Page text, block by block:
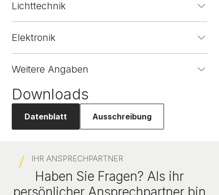
Lichttechnik
Elektronik
Weitere Angaben
Downloads
Datenblatt Ausschreibung
IHR ANSPRECHPARTNER
Haben Sie Fragen? Als ihr
persönlicher Ansprechpartner bin